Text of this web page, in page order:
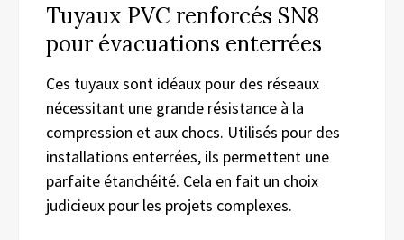
Tuyaux PVC renforcés SN8
pour évacuations enterrées
Ces tuyaux sont idéaux pour des réseaux
nécessitant une grande résistance à la
compression et aux chocs. Utilisés pour des
installations enterrées, ils permettent une
parfaite étanchéité. Cela en fait un choix
judicieux pour les projets complexes.